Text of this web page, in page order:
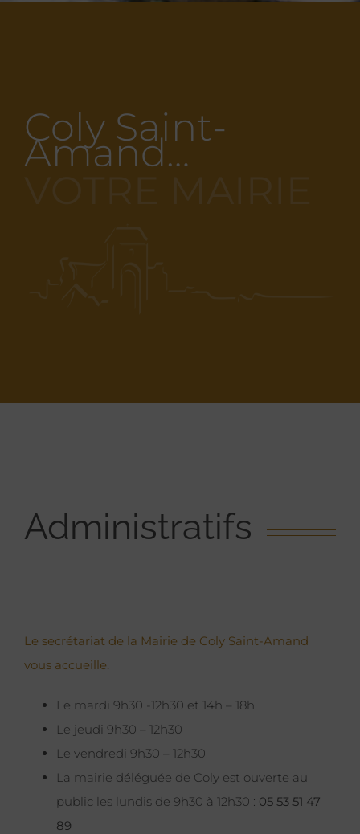
Coly Saint-
Amand…
Administratifs
Le secrétariat de la Mairie de Coly Saint-Amand
vous accueille.
Le mardi 9h30 -12h30 et 14h – 18h
Le jeudi 9h30 – 12h30
Le vendredi 9h30 – 12h30
La mairie déléguée de Coly est ouverte au
public les lundis de 9h30 à 12h30 : 05 53 51 47
89